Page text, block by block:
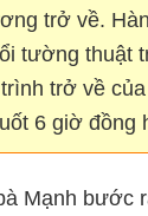
trở về.
tường thuật
trở về
6 giờ đồng
Mạnh bước